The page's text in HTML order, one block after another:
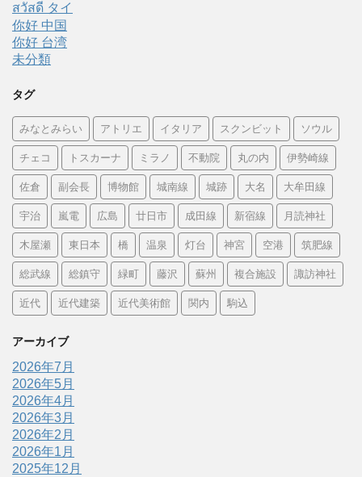
สวัสดี タイ
你好 中国
你好 台湾
未分類
タグ
みなとみらい アトリエ イタリア スクンビット ソウル
チェコ トスカーナ ミラノ 不動院 丸の内 伊勢崎線
佐倉 副会長 博物館 城南線 城跡 大名 大牟田線
宇治 嵐電 広島 廿日市 成田線 新宿線 月読神社
木屋瀬 東日本 橋 温泉 灯台 神宮 空港 筑肥線
総武線 総鎮守 緑町 藤沢 蘇州 複合施設 諏訪神社
近代 近代建築 近代美術館 関内 駒込
アーカイブ
2026年7月
2026年5月
2026年4月
2026年3月
2026年2月
2026年1月
2025年12月